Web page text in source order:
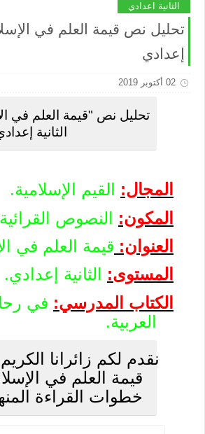
الثانية اعدادي
تحليل نص قيمة العلم في
إعدادي
02 أكتوبر 2019
تحليل نص "قيمة العلم في
الثانية
المجال:
القيم الإسلامية.
المكون: النصوص
العنوان: قيمة العلم في
المستوى:
الثانية إعدادي.
الكتاب المدرسي: في
العربية.
نقدم لكم زائرانا
قيمة العلم في
خطوات القراءة